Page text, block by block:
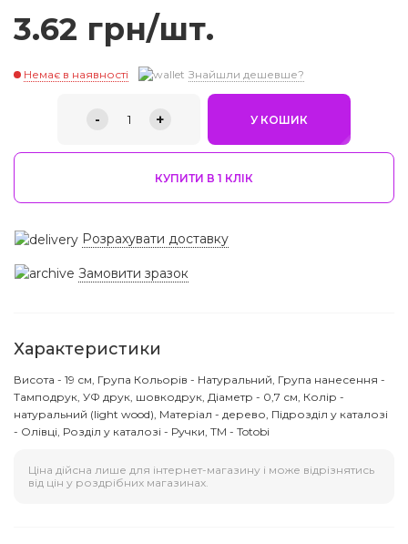
3.62 грн/шт.
Немає в наявності Знайшли дешевше?
- 1 + У КОШИК
КУПИТИ В 1 КЛIК
Розрахувати доставку
Замовити зразок
Характеристики
Висота - 19 см, Група Кольорів - Натуральний, Група нанесення -
Тамподрук, УФ друк, шовкодрук, Діаметр - 0,7 см, Колір -
натуральний (light wood), Матеріал - дерево, Підрозділ у каталозі
- Олівці, Розділ у каталозі - Ручки, ТМ - Totobi
Ціна дійсна лише для інтернет-магазину і може відрізнятись
від цін у роздрібних магазинах.